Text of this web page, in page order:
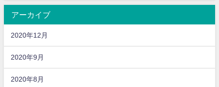
アーカイブ
2020年12月
2020年9月
2020年8月